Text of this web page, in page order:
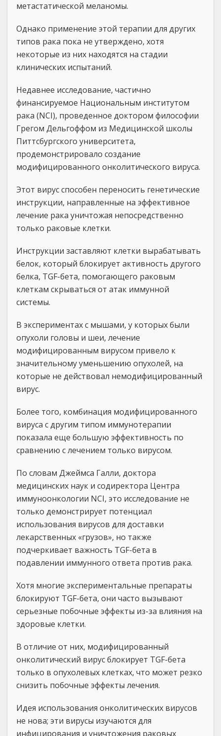
метастатической меланомы.
Однако применение этой терапии для других
типов рака пока не утверждено, хотя
некоторые из них находятся на стадии
клинических испытаний.
Недавнее исследование, частично
финансируемое Национальным институтом
рака (NCI), проведенное доктором философии
Грегом Дельгоффом из Медицинской школы
Питтсбургского университета,
продемонстрировало создание
модифицированного онколитического вируса.
Этот вирус способен переносить генетические
инструкции, направленные на эффективное
лечение рака уничтожая непосредственно
только раковые клетки.
Инструкции заставляют клетки вырабатывать
белок, который блокирует активность другого
белка, TGF-бета, помогающего раковым
клеткам скрываться от атак иммунной
системы.
В экспериментах с мышами, у которых были
опухоли головы и шеи, лечение
модифицированным вирусом привело к
значительному уменьшению опухолей, на
которые не действовал немодифицированный
вирус.
Более того, комбинация модифицированного
вируса с другим типом иммунотерапии
показала еще большую эффективность по
сравнению с лечением только вирусом.
По словам Джеймса Галли, доктора
медицинских наук и содиректора Центра
иммуноонкологии NCI, это исследование не
только демонстрирует потенциал
использования вирусов для доставки
лекарственных «грузов», но также
подчеркивает важность TGF-бета в
подавлении иммунного ответа против рака.
Хотя многие экспериментальные препараты
блокируют TGF-бета, они часто вызывают
серьезные побочные эффекты из-за влияния на
здоровые клетки.
В отличие от них, модифицированный
онколитический вирус блокирует TGF-бета
только в опухолевых клетках, что может резко
снизить побочные эффекты лечения.
Идея использования онколитических вирусов
не нова; эти вирусы изучаются для
инфицирования и уничтожения раковых